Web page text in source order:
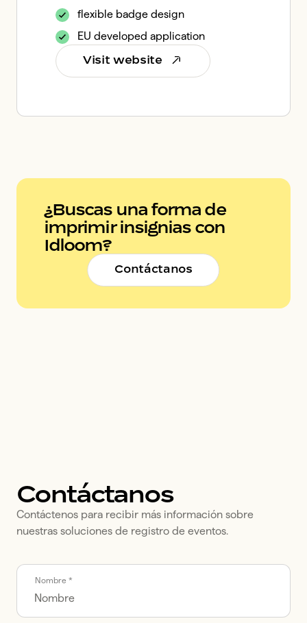
flexible badge design
EU developed application
Visit website
¿Buscas una forma de
imprimir insignias con
Idloom?
Contáctanos
Contáctanos
Contáctenos para recibir más información sobre
nuestras soluciones de registro de eventos.
Call me back by fax
Nombre *